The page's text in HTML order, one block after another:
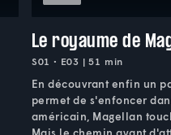
Le royaume de
S01 • E03 | 51 min
En découvrant enfin un
permet de s'enfoncer
américain, Magellan
Mais le chemin avant